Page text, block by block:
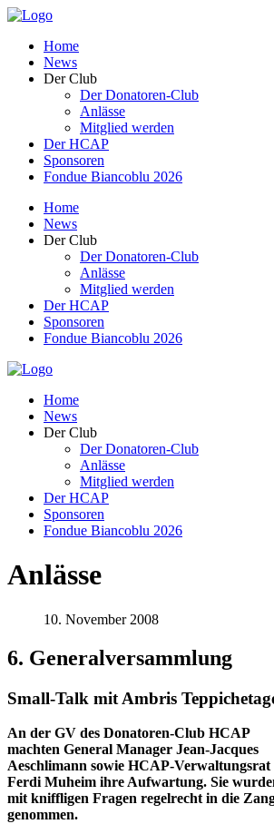
Home
News
Der Club
Der Donatoren-Club
Anlässe
Mitglied werden
Der HCAP
Sponsoren
Fondue Biancoblu 2026
Home
News
Der Club
Der Donatoren-Club
Anlässe
Mitglied werden
Der HCAP
Sponsoren
Fondue Biancoblu 2026
Home
News
Der Club
Der Donatoren-Club
Anlässe
Mitglied werden
Der HCAP
Sponsoren
Fondue Biancoblu 2026
Anlässe
10. November 2008
6. Generalversammlung
Small-Talk mit Ambris
An der GV des Donatoren-Club HCAP
machten General Manager Jean-Jacques
Aeschlimann sowie HCAP-Verwaltungsrat
Ferdi Muheim ihre Aufwartung. Sie
mit kniffligen Fragen regelrecht in die
genommen.